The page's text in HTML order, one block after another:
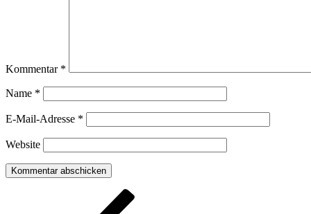
Kommentar *
Name *
E-Mail-Adresse *
Website
Beitragsnavigation